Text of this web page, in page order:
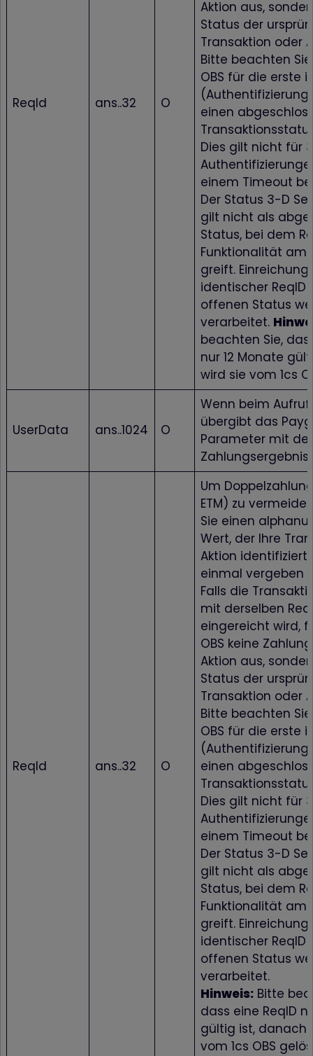
Browser-
beim Schließen
Tabs oder
das diesen
gesetzt hat,
Dadurch ist es
Beispiel möglich,
Felder eines
Formulars vom
Browser
eintragen zu
www.firstcashsolution.de
Prüft ob Cookies
gesetzt werden
können
www.firstcashsolution.de
Speichert die
Information
PopUp
wurde
Zweck
Speichert eine anonymisierte
ID um nachzuverfolgen,
welche Seiten angesehen
wurden.
ReqId ans..32 O
Aktion aus,
Status der
Transaktion oder
Bitte beachten
OBS für die erste
einen
Dies gilt nicht für
einem Timeout
Der Status 3-D
gilt nicht als
Status, bei dem
Funktionalität am
greift.
identischer ReqID
offenen Status
verarbeitet.
beachten Sie,
nur 12 Monate
wird sie vom 1cs
UserData ans..1024 O
Wenn beim
übergibt das
Parameter mit
Zahlungsergebnis
ReqId ans..32 O
Um
ETM) zu
Sie einen
Wert, der Ihre
Aktion identifiziert
einmal vergeben
Falls die
mit derselben
eingereicht wird,
OBS keine
Aktion aus,
Status der
Transaktion oder
Bitte beachten
OBS für die erste
einen
Dies gilt nicht für
einem Timeout
Der Status 3-D
gilt nicht als
Status, bei dem
Funktionalität am
greift.
identischer ReqID
offenen Status
verarbeitet.
Hinweis: Bitte
dass eine ReqID
gültig ist, danach
vom 1cs OBS